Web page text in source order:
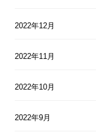
2022年12月
2022年11月
2022年10月
2022年9月